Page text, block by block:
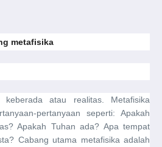
metafisika
atau realitas. Metafisika
pertanyaan seperti: Apakah
Apakah Tuhan ada? Apa tempat
Cabang utama metafisika adalah